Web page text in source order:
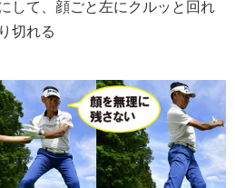
して、顔ごと左にクルッと回れ
切れる